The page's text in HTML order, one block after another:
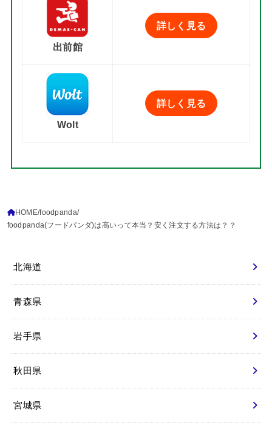
出前館
詳しく見る
Wolt
詳しく見る
HOME foodpanda
foodpanda(フードパンダ)は高いって本当？安く注文する方法は？？
北海道
青森県
岩手県
秋田県
宮城県